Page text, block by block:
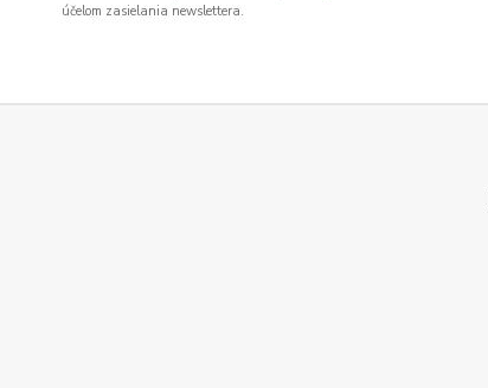
účelom zasielania newslettera.